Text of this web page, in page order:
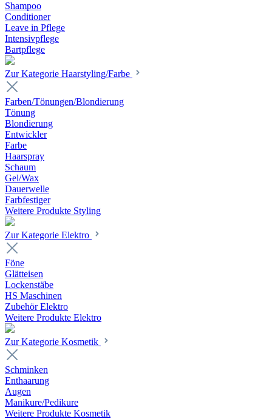
Shampoo
Conditioner
Leave in Pflege
Intensivpflege
Bartpflege
Zur Kategorie Haarstyling/Farbe
Farben/Tönungen/Blondierung
Tönung
Blondierung
Entwickler
Farbe
Haarspray
Schaum
Gel/Wax
Dauerwelle
Farbfestiger
Weitere Produkte Styling
Zur Kategorie Elektro
Föne
Glätteisen
Lockenstäbe
HS Maschinen
Zubehör Elektro
Weitere Produkte Elektro
Zur Kategorie Kosmetik
Schminken
Enthaarung
Augen
Manikure/Pedikure
Weitere Produkte Kosmetik